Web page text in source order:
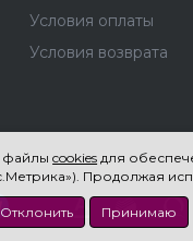
файлыcookies для
Продолжая
Отклонить Принимаю
Условия оплаты
Условия возврата